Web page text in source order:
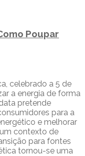
Poupar
celebrado a 5 de
a energia de forma
pretende
para a
e melhorar
contexto de
para fontes
tornou-se uma